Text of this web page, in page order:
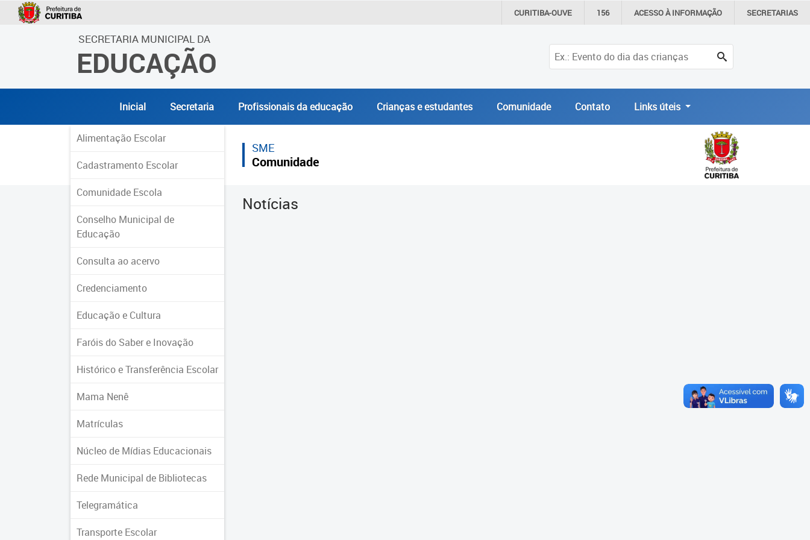
CURITIBA-OUVE 156 ACESSO ÀINFORMAÇÃO SECRETARIAS
SECRETARIA MUNICIPAL DA
EDUCAÇÃO
Inicial Secretaria Profissionais da educação Crianças e estudantes Comunidade Contato Links úteis
Alimentação Escolar
Cadastramento Escolar
Comunidade Escola
Conselho Municipal de
Educação
Consulta ao acervo
Credenciamento
Educação e Cultura
Faróis do Saber e Inovação
Histórico e Transferência Escolar
Mama Nenê
Matrículas
Núcleo de Mídias Educacionais
Rede Municipal de Bibliotecas
Telegramática
Transporte Escolar
SME
Comunidade
Notícias